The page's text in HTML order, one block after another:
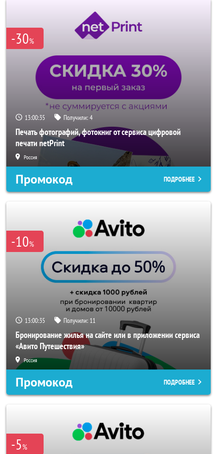
-30%
13:00:33 Получили:4
Печать фотографий, фотокниг от сервиса цифровой
печати netPrint
Россия
Промокод ПОДРОБНЕЕ
-10%
13:00:33 Получили: 11
Бронирование жилья на сайте или в приложении сервиса
«Авито Путешествия»
Россия
Промокод ПОДРОБНЕЕ
-5%